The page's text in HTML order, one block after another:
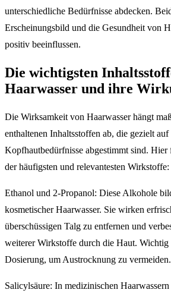
unterschiedliche Bedürfnisse abdecken.
Erscheinungsbild und die Gesundheit von
positiv beeinflussen.
Die wichtigsten
Haarwasser und ihre
Die Wirksamkeit von Haarwasser hängt
enthaltenen Inhaltsstoffen ab, die gezielt
Kopfhautbedürfnisse abgestimmt sind.
der häufigsten und relevantesten Wirkstoffe:
Ethanol und 2-Propanol: Diese Alkohole
kosmetischer Haarwasser. Sie wirken
überschüssigen Talg zu entfernen und
weiterer Wirkstoffe durch die Haut. Wichtig
Dosierung, um Austrocknung zu vermeiden.
Salicylsäure: In medizinischen